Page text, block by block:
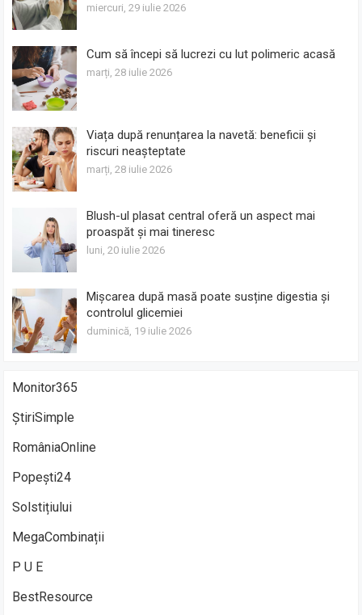
miercuri, 29 iulie 2026
Cum să începi să lucrezi cu lut polimeric acasă
marți, 28 iulie 2026
Viața după renunțarea la navetă: beneficii și
riscuri neașteptate
marți, 28 iulie 2026
Blush-ul plasat central oferă un aspect mai
proaspăt și mai tineresc
luni, 20 iulie 2026
Mișcarea după masă poate susține digestia și
controlul glicemiei
duminică, 19 iulie 2026
Monitor365
ȘtiriSimple
RomâniaOnline
Popești24
Solstițiului
MegaCombinații
P U E
BestResource